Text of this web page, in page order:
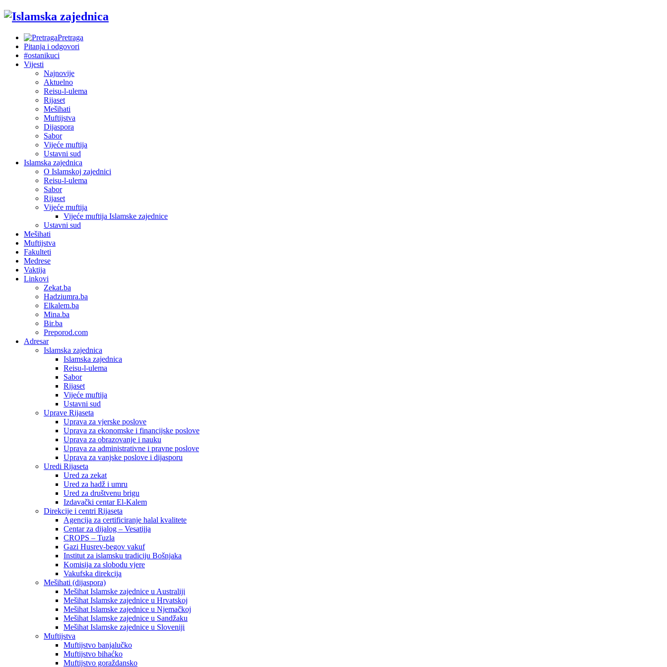
Pretraga
Pitanja i odgovori
#ostanikuci
Vijesti
Najnovije
Aktuelno
Reisu-l-ulema
Rijaset
Mešihati
Muftijstva
Dijaspora
Sabor
Vijeće muftija
Ustavni sud
Islamska zajednica
O Islamskoj zajednici
Reisu-l-ulema
Sabor
Rijaset
Vijeće muftija
Vijeće muftija Islamske zajednice
Ustavni sud
Mešihati
Muftijstva
Fakulteti
Medrese
Vaktija
Linkovi
Zekat.ba
Hadziumra.ba
Elkalem.ba
Mina.ba
Bir.ba
Preporod.com
Adresar
Islamska zajednica
Islamska zajednica
Reisu-l-ulema
Sabor
Rijaset
Vijeće muftija
Ustavni sud
Uprave Rijaseta
Uprava za vjerske poslove
Uprava za ekonomske i financijske poslove
Uprava za obrazovanje i nauku
Uprava za administrativne i pravne poslove
Uprava za vanjske poslove i dijasporu
Uredi Rijaseta
Ured za zekat
Ured za hadž i umru
Ured za društvenu brigu
Izdavački centar El-Kalem
Direkcije i centri Rijaseta
Agencija za certificiranje halal kvalitete
Centar za dijalog – Vesatijja
CROPS – Tuzla
Gazi Husrev-begov vakuf
Institut za islamsku tradiciju Bošnjaka
Komisija za slobodu vjere
Vakufska direkcija
Mešihati (dijaspora)
Mešihat Islamske zajednice u Australiji
Mešihat Islamske zajednice u Hrvatskoj
Mešihat Islamske zajednice u Njemačkoj
Mešihat Islamske zajednice u Sandžaku
Mešihat Islamske zajednice u Sloveniji
Muftijstva
Muftijstvo banjalučko
Muftijstvo bihaćko
Muftijstvo goraždansko